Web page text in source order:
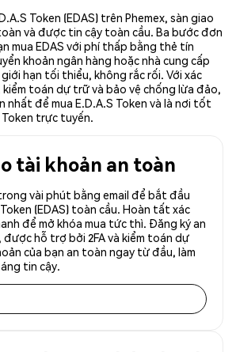
Token (EDAS) trên Phemex, sàn giao
và được tin cậy toàn cầu. Ba bước đơn
mua EDAS với phí thấp bằng thẻ tín
khoản ngân hàng hoặc nhà cung cấp
hạn tối thiểu, không rắc rối. Với xác
kiểm toán dự trữ và bảo vệ chống lừa đảo,
nhất để mua E.D.A.S Token và là nơi tốt
Token trực tuyến.
tài khoản an toàn
vài phút bằng email để bắt đầu
(EDAS) toàn cầu. Hoàn tất xác
để mở khóa mua tức thì. Đăng ký an
được hỗ trợ bởi 2FA và kiểm toán dự
của bạn an toàn ngay từ đầu, làm
tin cậy.